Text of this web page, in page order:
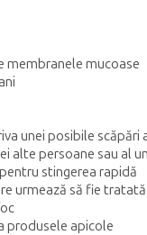
membranele mucoase
unei posibile scăpări
alte persoane sau al
stingerea rapidă
urmează să fie tratată
produsele apicole